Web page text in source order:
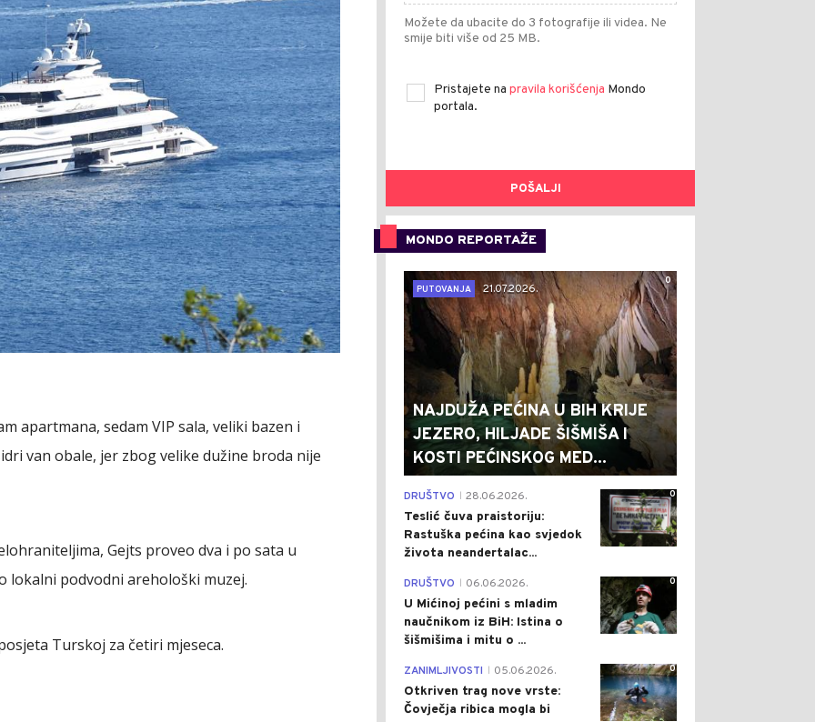
apartmana, sedam VIP sala, veliki bazen i
van obale, jer zbog velike dužine broda nije
Gejts proveo dva i po sata u
lokalni podvodni arehološki muzej.
Turskoj za četiri mjeseca.
Možete da ubacite do 3 fotografije ili videa. Ne
smije biti više od 25 MB.
Pristajete na pravila korišćenja Mondo
portala.
POŠALJI
MONDO REPORTAŽE
0
PUTOVANJA
21.07.2026.
NAJDUŽA PEĆINA U BIH KRIJE
JEZERO, HILJADE ŠIŠMIŠA I
KOSTI PEĆINSKOG MED...
0
DRUŠTVO 28.06.2026.
Teslić čuva praistoriju:
Rastuška pećina kao svjedok
života neandertalac...
0
DRUŠTVO 06.06.2026.
U Mićinoj pećini s mladim
naučnikom iz BiH: Istina o
šišmišima i mitu o ...
0
ZANIMLJIVOSTI 05.06.2026.
Otkriven trag nove vrste:
Čovječja ribica mogla bi